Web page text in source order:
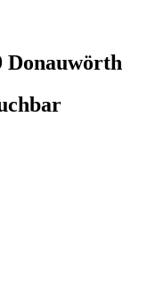
Donauwörth